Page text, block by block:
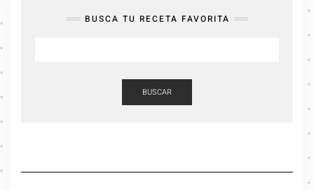
BUSCA TU RECETA FAVORITA
BUSCAR